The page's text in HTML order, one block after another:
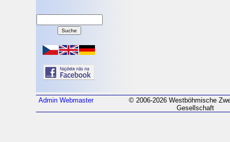
Admin Webmaster
© 2006-2026 Westböhmische
Gesellschaft